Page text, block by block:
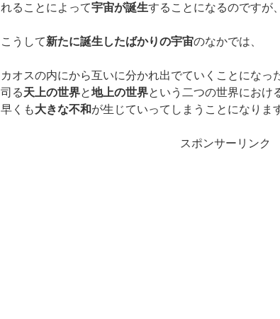
れることによって宇宙が誕生することになるのですが、
こうして新たに誕生したばかりの宇宙のなかでは、
カオスの内にから互いに分かれ出でていくことになっ
司る天上の世界と地上の世界という二つの世界におけ
早くも大きな不和が生じていってしまうことになりま
スポンサーリンク